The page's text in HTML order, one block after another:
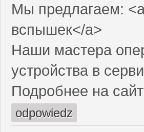
Мы предлагаем:
вспышек</a>
Наши мастера
устройства в
Подробнее на
odpowiedz